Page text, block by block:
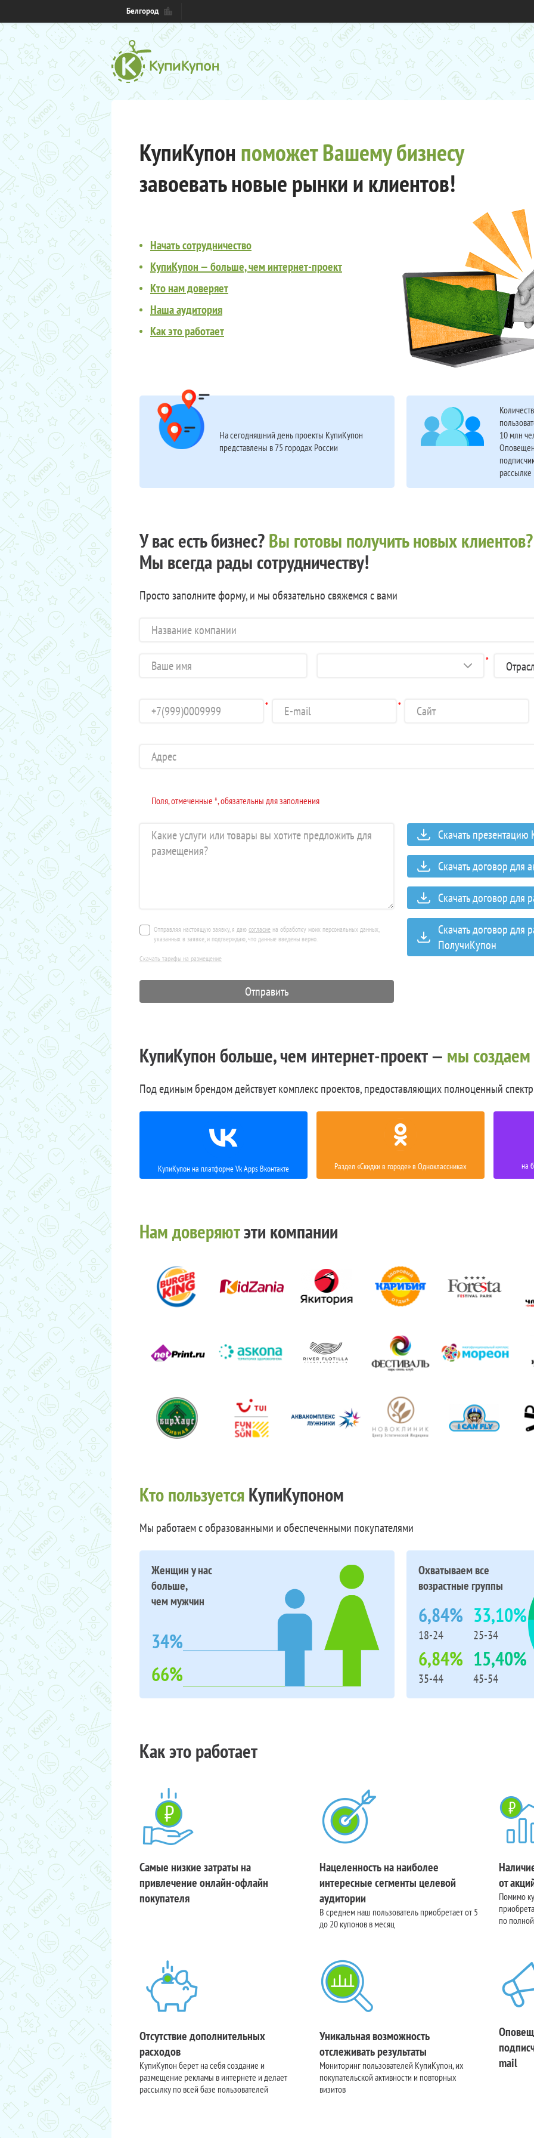
Белгород
КупиКупон поможет Вашему бизнесу
завоевать новые рынки и клиентов!
Начать сотрудничество
КупиКупон — больше, чем интернет-проект
Кто нам доверяет
Наша аудитория
Как это работает
На сегодняшний день проекты КупиКупон
представлены в 75 городах России
10 млн
рассылке
У вас есть бизнес?Вы готовы получить новых клиентов?
Мы всегда рады сотрудничеству!
Просто заполните форму, и мы обязательно свяжемся с вами
*
* *
Поля, отмеченные *, обязательны для заполнения
Отправляя настоящую заявку, я даю согласие на обработку моих персональных данных,
указанных в заявке, и подтверждаю, что данные введены верно.
Скачать тарифы на размещение
Скачать
Скачать договор для
Скачать договор для
Скачать договор для
ПолучиКупон
КупиКупон больше, чем интернет-проект — мы
Под единым брендом действует комплекс проектов, предоставляющих полноценный спектр
КупиКупон на платформе Vk Apps Вконтакте Раздел «Скидки в городе» в Одноклассниках на
Нам доверяютэти компании
Кто пользуетсяКупиКупоном
Мы работаем с образованными и обеспеченными покупателями
Женщин у нас
больше,
чем мужчин
34%
66%
Охватываем все
возрастные группы
6,84%
18-24
33,10%
25-34
6,84%
35-44
15,40%
45-54
Как это работает
Самые низкие затраты на
привлечение онлайн-офлайн
покупателя
Нацеленность на наиболее
интересные сегменты целевой
аудитории
В среднем наш пользователь приобретает от 5
до 20 купонов в месяц
от
Помимо
по
Отсутствие дополнительных
расходов
КупиКупон берет на себя создание и
размещение рекламы в интернете и делает
рассылку по всей базе пользователей
Уникальная возможность
отслеживать результаты
Мониторинг пользователей КупиКупон, их
покупательской активности и повторных
визитов
mail